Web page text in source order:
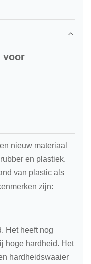
voor
nieuw materiaal
en plastiek.
van plastic als
zijn:
Het heeft nog
hoge hardheid. Het
hardheidswaaier